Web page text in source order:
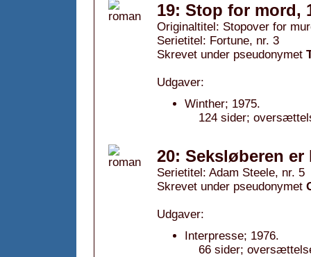
19: Stop for mord,
Originaltitel: Stopover for
Serietitel: Fortune, nr. 3
Skrevet under pseudonymet
Udgaver:
Winther; 1975.
124 sider;
20: Seksløberen er
Serietitel: Adam Steele, nr. 5
Skrevet under pseudonymet
Udgaver:
Interpresse; 1976.
66 sider;